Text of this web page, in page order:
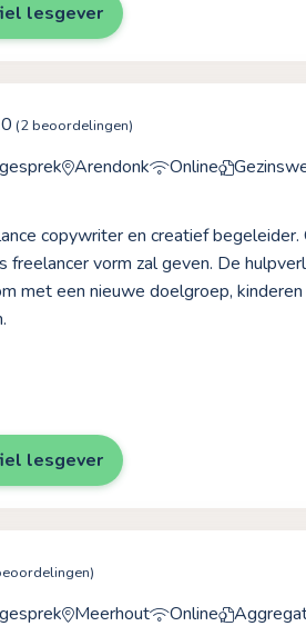
lesgever
(2 beoordelingen)
Arendonk Online
copywriter en creatief
freelancer vorm zal geven. De
met een nieuwe doelgroep,
lesgever
Meerhout Online